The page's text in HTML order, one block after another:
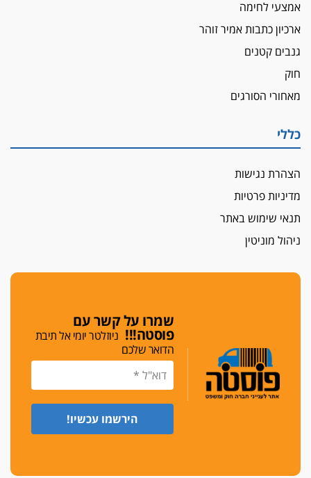
איתות מירושלים
ממלא-מקומו, ועמית בכר שותק
מחאת הפרקליטים והסנגורים
השלטון" בעידן עמית בכר
נכנס לאינדקס
למשרד פרטי חדש
עורך דין נעצר בחשד לסחיטת ראש המועצה יאנוח
פאנל הלשכה על האלימות: "כישלון שמתחיל בחינוך
ונגמר במשטרה"
מנכ"ל עכשיו
בימ"ש מחוזי: החלטת עמית בכר לדחות מינוי מנכ"ל
אמצעי לחימה
ארכיון כתבות אמיר זוהר
גנבים קטנים
חוק
מאחורי הסורגים
כללי
הצהרת נגישות
מדיניות פרטיות
תנאי שימוש באתר
ניהול מוניטין
שמרו על קשר עם
פוסטה!!! ניוזלטר יומי אל תיבת
הדואר שלכם